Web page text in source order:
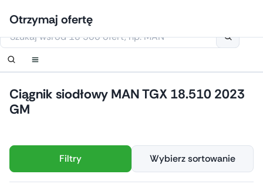
do
treści
Ciągnik siodłowy MAN TGX 18.510 2023
GM
Filtry Wybierz sortowanie
Zaloguj się
Ustaw powiadomienie
Niniejsza strona korzysta z plików cookie
Skontaktuj się z nami
Zamówić oddzwonienie
Otrzymaj ofertę
Ustaw powiadomienie